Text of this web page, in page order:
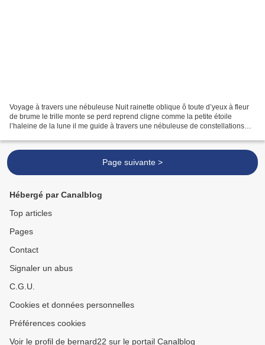
Voyage à travers une nébuleuse Nuit rainette oblique ô toute d’yeux à fleur
de brume le trille monte se perd reprend cligne comme la petite étoile
l’haleine de la lune il me guide à travers une nébuleuse de constellations
Page suivante >
Hébergé par Canalblog
Top articles
Pages
Contact
Signaler un abus
C.G.U.
Cookies et données personnelles
Préférences cookies
Voir le profil de bernard22 sur le portail Canalblog